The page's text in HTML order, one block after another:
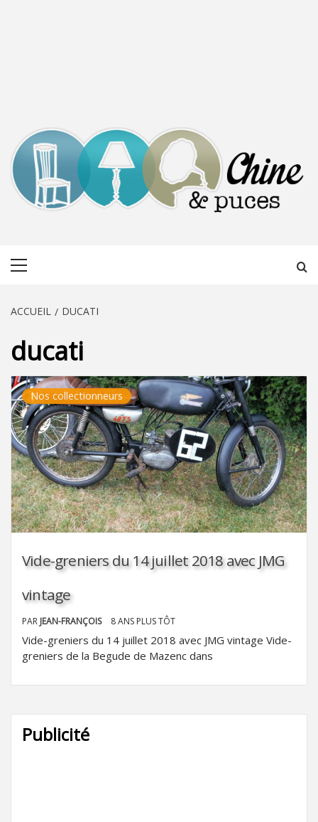
ACCUEIL DUCATI
ducati
Nos collectionneurs
Vide-greniers du 14 juillet 2018 avec JMG
vintage
PAR JEAN-FRANÇOIS 8 ANS PLUS TÔT
Vide-greniers du 14 juillet 2018 avec JMG vintage Vide-
greniers de la Begude de Mazenc dans
Publicité